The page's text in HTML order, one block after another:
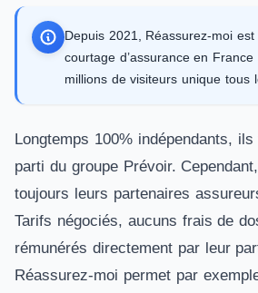
Depuis 2021, Réassurez-moi
courtage d’assurance en
millions de visiteurs unique tous
Longtemps 100% indépendants,
parti du groupe Prévoir.
toujours leurs partenaires
Tarifs négociés, aucuns frais de
rémunérés directement par leur
Réassurez-moi permet par